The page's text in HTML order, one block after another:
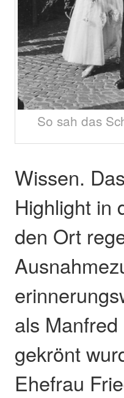
So sah das
Wissen.
Highlight in
den Ort
als
gekrönt
Ehefrau